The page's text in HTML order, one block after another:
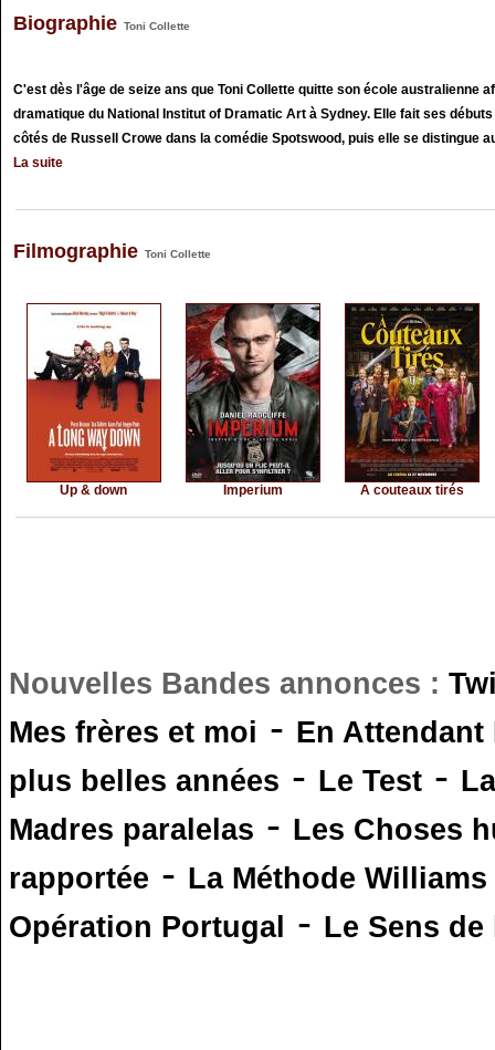
Biographie Toni Collette
C'est dès l'âge de seize ans que Toni Collette quitte son école australienne
dramatique du National Institut of Dramatic Art à Sydney. Elle fait ses
côtés de Russell Crowe dans la comédie Spotswood, puis elle se distingue
La suite
Filmographie Toni Collette
Up & down Imperium A couteaux tirés
Nouvelles Bandes annonces :
Mes frères et moi - En
plus belles années - Le Test -
Madres paralelas - Les Choses
rapportée - La Méthode Williams
Opération Portugal - Le Sens